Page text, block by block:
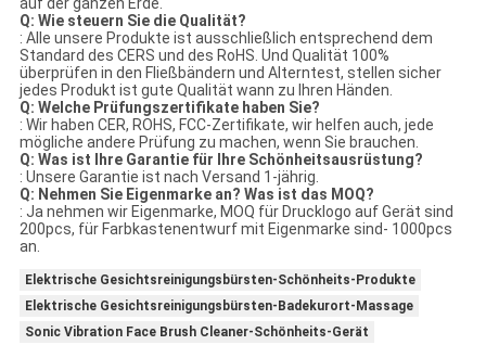
auf der ganzen Erde.
Q: Wie steuern Sie die Qualität?
: Alle unsere Produkte ist ausschließlich entsprechend dem
Standard des CERS und des RoHS. Und Qualität 100%
überprüfen in den Fließbändern und Alterntest, stellen sicher
jedes Produkt ist gute Qualität wann zu Ihren Händen.
Q: Welche Prüfungszertifikate haben Sie?
: Wir haben CER, ROHS, FCC-Zertifikate, wir helfen auch, jede
mögliche andere Prüfung zu machen, wenn Sie brauchen.
Q: Was ist Ihre Garantie für Ihre Schönheitsausrüstung?
: Unsere Garantie ist nach Versand 1-jährig.
Q: Nehmen Sie Eigenmarke an? Was ist das MOQ?
: Ja nehmen wir Eigenmarke, MOQ für Drucklogo auf Gerät sind
200pcs, für Farbkastenentwurf mit Eigenmarke sind- 1000pcs
an.
Elektrische Gesichtsreinigungsbürsten-Schönheits-Produkte
Elektrische Gesichtsreinigungsbürsten-Badekurort-Massage
Sonic Vibration Face Brush Cleaner-Schönheits-Gerät